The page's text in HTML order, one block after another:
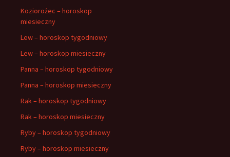
Koziorożec – horoskop
miesieczny
Lew – horoskop tygodniowy
Lew – horoskop miesieczny
Panna – horoskop tygodniowy
Panna – horoskop miesieczny
Rak – horoskop tygodniowy
Rak – horoskop miesieczny
Ryby – horoskop tygodniowy
Ryby – horoskop miesieczny